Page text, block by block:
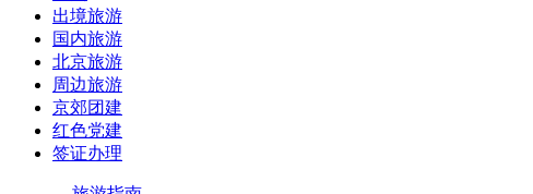
出境旅游
国内旅游
北京旅游
周边旅游
京郊团建
红色党建
签证办理